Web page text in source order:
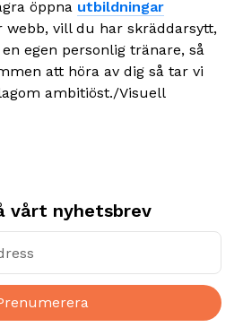
vårt nyhetsbrev
öppna utbildningar
webb, vill du har skräddarsytt,
egen personlig tränare, så
att höra av dig så tar vi
ambitiöst./Visuell